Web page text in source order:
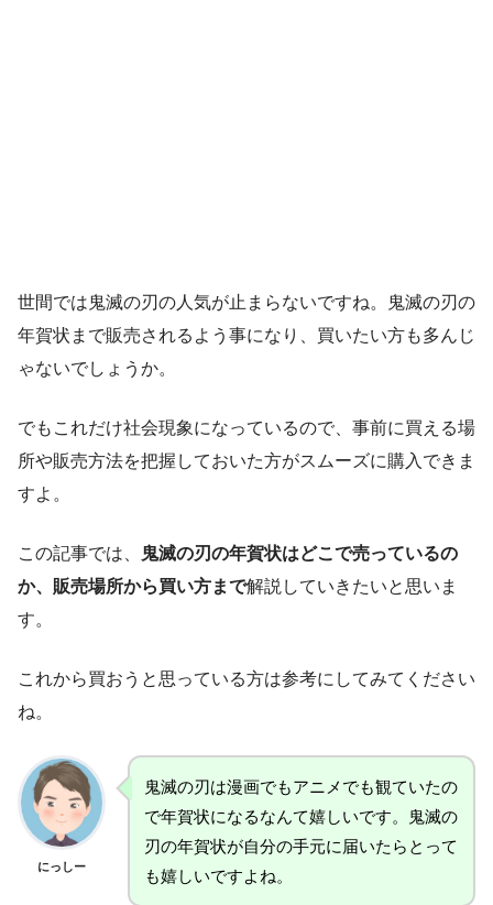
世間では鬼滅の刃の人気が止まらないですね。鬼滅の刃の
年賀状まで販売されるよう事になり、買いたい方も多んじ
ゃないでしょうか。
でもこれだけ社会現象になっているので、事前に買える場
所や販売方法を把握しておいた方がスムーズに購入できま
すよ。
この記事では、
鬼滅の刃の年賀状はどこで売っているの
か、販売場所から買い方まで解説していきたいと思いま
す。
これから買おうと思っている方は参考にしてみてください
ね。
にっしー
鬼滅の刃は漫画でもアニメでも観ていたの
で年賀状になるなんて嬉しいです。鬼滅の
刃の年賀状が自分の手元に届いたらとって
も嬉しいですよね。